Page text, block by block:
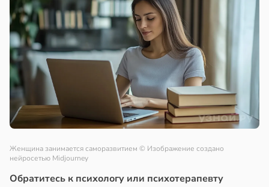
Женщина занимается саморазвитием © Изображение создано
нейросетью Midjourney
Обратитесь к психологу или психотерапевту